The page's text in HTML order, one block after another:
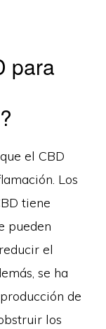
para
el CBD
Los
tiene
pueden
el
se ha
de
los